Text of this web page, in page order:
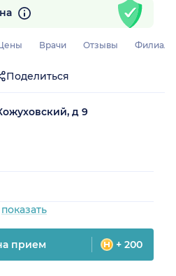
Врачи Отзывы Филиалы
Поделиться
д 9
показать
прием + 200